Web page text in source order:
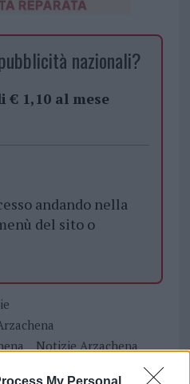
My Personal
nazionali?
€ 1,10 al mese
andando nella
del sito o
Notizie Arzachena